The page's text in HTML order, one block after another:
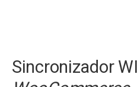
Sincronizador